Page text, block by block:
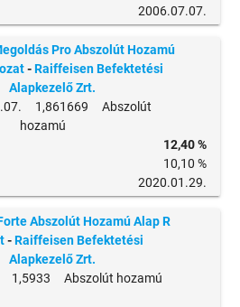
2006.07.07.
Pro Abszolút Hozamú
-Raiffeisen Befektetési
Alapkezelő Zrt.
1,861669 Abszolút
hozamú
12,40 %
10,10 %
2020.01.29.
Abszolút Hozamú Alap R
-Raiffeisen Befektetési
Alapkezelő Zrt.
1,5933 Abszolút hozamú